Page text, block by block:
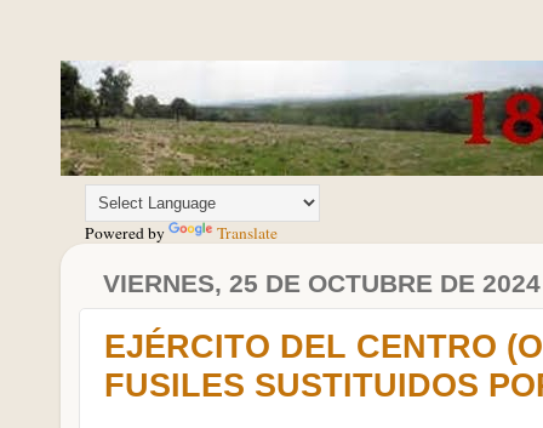
Powered by Translate
VIERNES, 25 DE OCTUBRE DE 2024
EJÉRCITO DEL CENTRO
FUSILES SUSTITUIDOS